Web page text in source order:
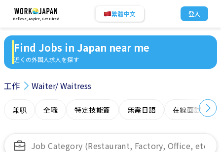
Believe, Aspire, Get Hired
繁體中文 登入
Find Jobs in Japan near me
近くの外国人求人を探す
工作 Waiter/ Waitress
兼职 全職 特定技能簽 無需日語 在線面試